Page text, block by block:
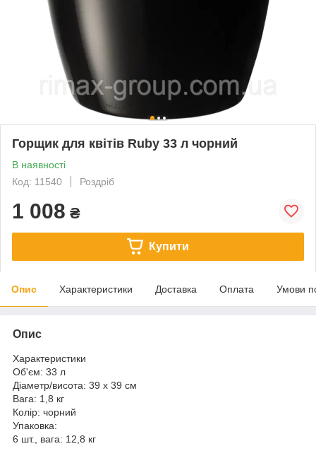
Горщик для квітів Ruby 33 л чорний
В наявності
Код: 11540
Роздріб
1 008 ₴
Купити
Опис Характеристики Доставка Оплата Умови
Опис
Характеристики
Об'єм: 33 л
Діаметр/висота: 39 x 39 см
Вага: 1,8 кг
Колір: чорний
Упаковка:
6 шт., вага: 12,8 кг